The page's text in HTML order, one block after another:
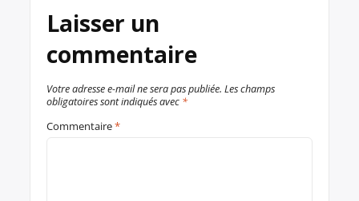
Laisser un
commentaire
Votre adresse e-mail ne sera pas publiée. Les champs
obligatoires sont indiqués avec *
Commentaire*